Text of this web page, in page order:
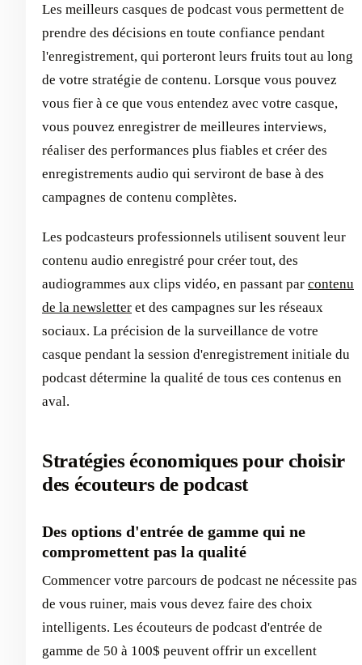
Les meilleurs casques de podcast vous permettent de
prendre des décisions en toute confiance pendant
l'enregistrement, qui porteront leurs fruits tout au long
de votre stratégie de contenu. Lorsque vous pouvez
vous fier à ce que vous entendez avec votre casque,
vous pouvez enregistrer de meilleures interviews,
réaliser des performances plus fiables et créer des
enregistrements audio qui serviront de base à des
campagnes de contenu complètes.
Les podcasteurs professionnels utilisent souvent leur
contenu audio enregistré pour créer tout, des
audiogrammes aux clips vidéo, en passant par contenu
de la newsletter et des campagnes sur les réseaux
sociaux. La précision de la surveillance de votre
casque pendant la session d'enregistrement initiale du
podcast détermine la qualité de tous ces contenus en
aval.
Stratégies économiques pour choisir
des écouteurs de podcast
Des options d'entrée de gamme qui ne
compromettent pas la qualité
Commencer votre parcours de podcast ne nécessite pas
de vous ruiner, mais vous devez faire des choix
intelligents. Les écouteurs de podcast d'entrée de
gamme de 50 à 100$ peuvent offrir un excellent